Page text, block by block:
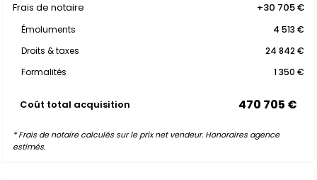
Frais de notaire +30 705 €
Émoluments
4 513 €
Droits & taxes
24 842 €
Formalités
1 350 €
Coût total acquisition 470 705 €
* Frais de notaire calculés sur le prix net vendeur. Honoraires agence
estimés.